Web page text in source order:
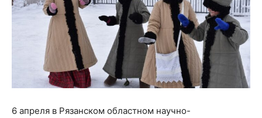
6 апреля в Рязанском областном научно-